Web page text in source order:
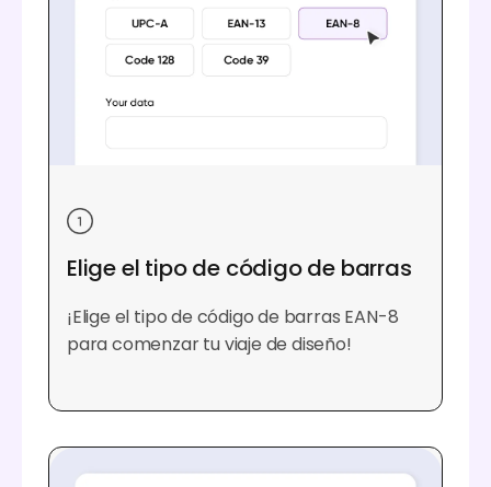
Elige el tipo de código de barras
¡Elige el tipo de código de barras EAN-8
para comenzar tu viaje de diseño!